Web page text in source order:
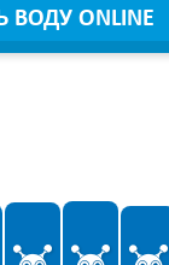
ВОДУ ONLINE